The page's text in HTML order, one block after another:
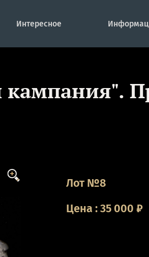
Интересное
кампания".
Лот №8
Цена:35 000 ₽